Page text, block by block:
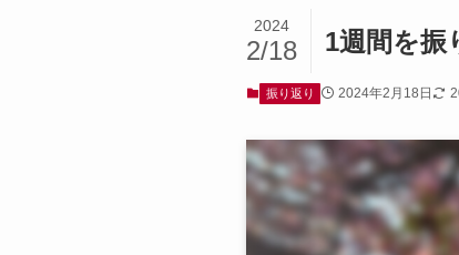
1週間を振
2024
2/18
振り返り 2024年2月18日